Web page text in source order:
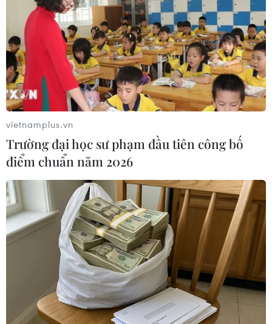
Bình Dương dành 650 tỷ đồng chi trả bảo
hiểm thất nghiệp
20/05/2014 11:47
Cơ quan Bảo hiểm xã hội tỉnh Bình Dương dành 650 tỷ
đồng chi trả bảo hiểm thất nghiệp cho công nhân tạm
ngừng việc làm sau khi 12 doanh nghiệp bị cháy.
vietnamplus.vn
Trường đại học sư phạm đầu tiên công bố
điểm chuẩn năm 2026